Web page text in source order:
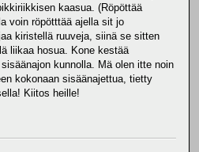
kaasua. (Röpöttää
voin röpötttää ajella sit jo
kiristellä ruuveja, siinä se sitten
liikaa hosua. Kone kestää
kunnolla. Mä olen itte noin
kokonaan sisäänajettua, tietty
Kiitos heille!